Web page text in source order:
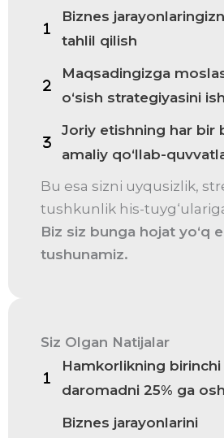
Biznes
tahlil qilish
Maqsadingizga
o‘sish strategiyasini
Joriy etishning har bir
amaliy qo‘llab-
Bu esa sizni uyqusizlik,
tushkunlik his-
Biz siz bunga hojat yo‘q
tushunamiz.
Siz Olgan Natijalar
Hamkorlikning
daromadni 25% ga
Biznes jarayonlarini